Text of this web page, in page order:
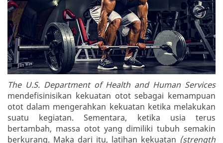
The U.S. Department of Health and Human Services
mendefisinisikan kekuatan otot sebagai kemampuan
otot dalam mengerahkan kekuatan ketika melakukan
suatu kegiatan. Sementara, ketika usia terus
bertambah, massa otot yang dimiliki tubuh semakin
berkurang. Maka dari itu, latihan kekuatan (strength